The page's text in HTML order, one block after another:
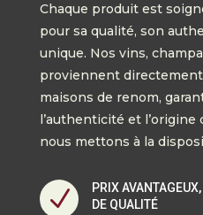
Chaque produit est
pour sa qualité, son
unique. Nos vins,
proviennent
maisons de renom,
l’authenticité et
nous mettons à la
N
PRIX
DE QUALITÉ